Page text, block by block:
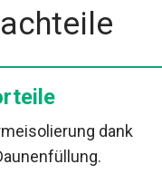
dank